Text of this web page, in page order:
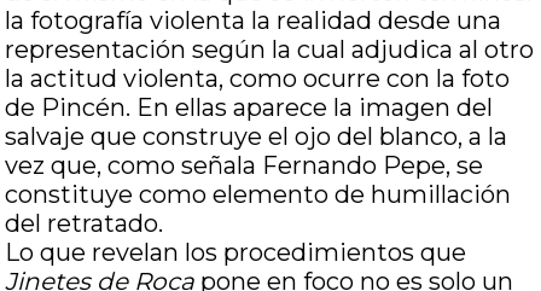
la fotografía violenta la realidad desde una
representación según la cual adjudica al otro
la actitud violenta, como ocurre con la foto
de Pincén. En ellas aparece la imagen del
salvaje que construye el ojo del blanco, a la
vez que, como señala Fernando Pepe, se
constituye como elemento de humillación
del retratado.
Lo que revelan los procedimientos que
Jinetes de Roca pone en foco no es solo un